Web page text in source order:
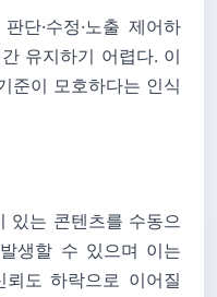
단·수정·노출 제어하
유지하기 어렵다. 이
준이 모호하다는 인식
있는 콘텐츠를 수동으
생할 수 있으며 이는
도 하락으로 이어질